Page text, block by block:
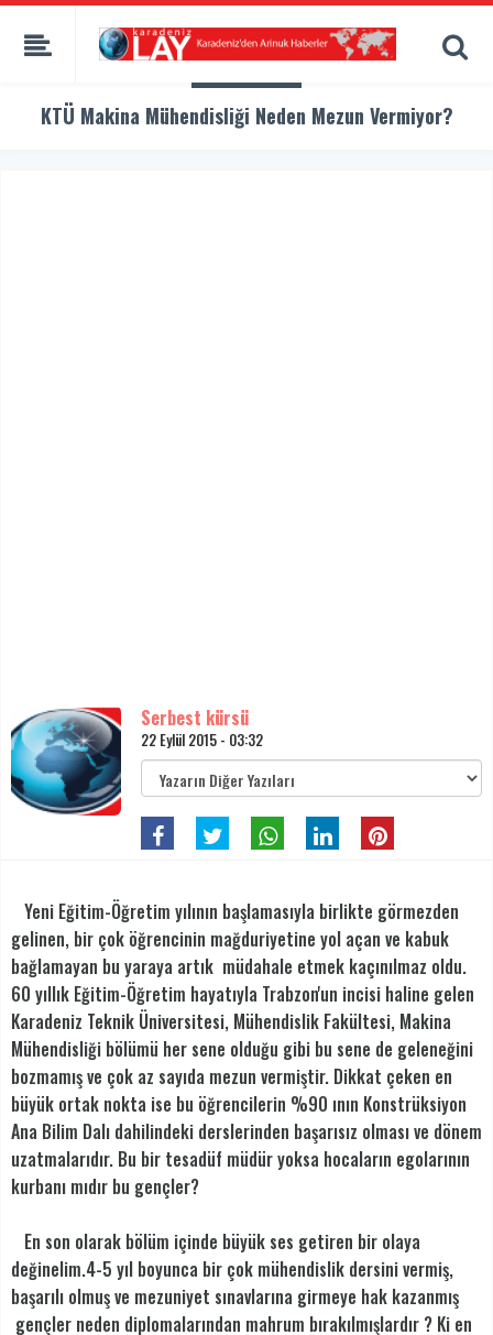
KTÜ Makina Mühendisliği Neden Mezun Vermiyor?
Serbest kürsü
22 Eylül 2015 - 03:32
Yeni Eğitim-Öğretim yılının başlamasıyla birlikte görmezden
gelinen, bir çok öğrencinin mağduriyetine yol açan ve kabuk
bağlamayan bu yaraya artık müdahale etmek kaçınılmaz oldu.
60 yıllık Eğitim-Öğretim hayatıyla Trabzon'un incisi haline gelen
Karadeniz Teknik Üniversitesi, Mühendislik Fakültesi, Makina
Mühendisliği bölümü her sene olduğu gibi bu sene de geleneğini
bozmamış ve çok az sayıda mezun vermiştir. Dikkat çeken en
büyük ortak nokta ise bu öğrencilerin %90 ının Konstrüksiyon
Ana Bilim Dalı dahilindeki derslerinden başarısız olması ve dönem
uzatmalarıdır. Bu bir tesadüf müdür yoksa hocaların egolarının
kurbanı mıdır bu gençler?
En son olarak bölüm içinde büyük ses getiren bir olaya
değinelim.4-5 yıl boyunca bir çok mühendislik dersini vermiş,
başarılı olmuş ve mezuniyet sınavlarına girmeye hak kazanmış
gençler neden diplomalarından mahrum bırakılmışlardır ? Ki en